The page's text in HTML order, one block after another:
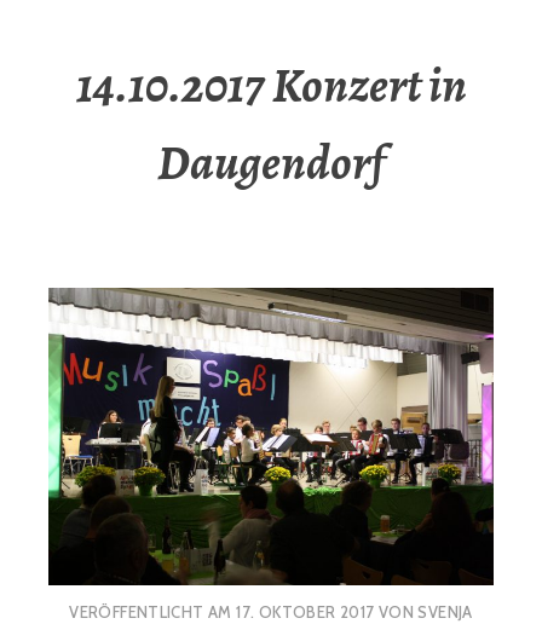
14.10.2017 Konzert in
Daugendorf
VERÖFFENTLICHT AM17. OKTOBER 2017 VONSVENJA